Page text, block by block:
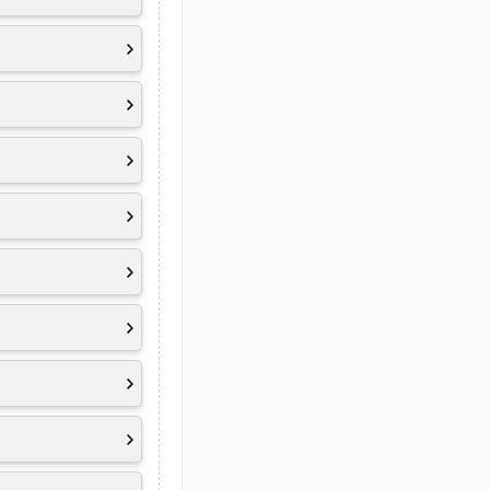
Möglichkeit, es
heute solide
Basis.
KI-
schafft die
Arbeitsalltag.
heute bereits
ist. Wer